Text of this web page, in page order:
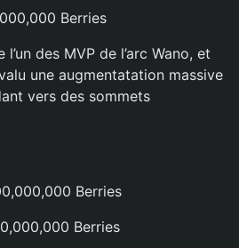
Berries
des MVP de l’arc Wano, et
une augmentatation massive
vers des sommets
Berries
Berries